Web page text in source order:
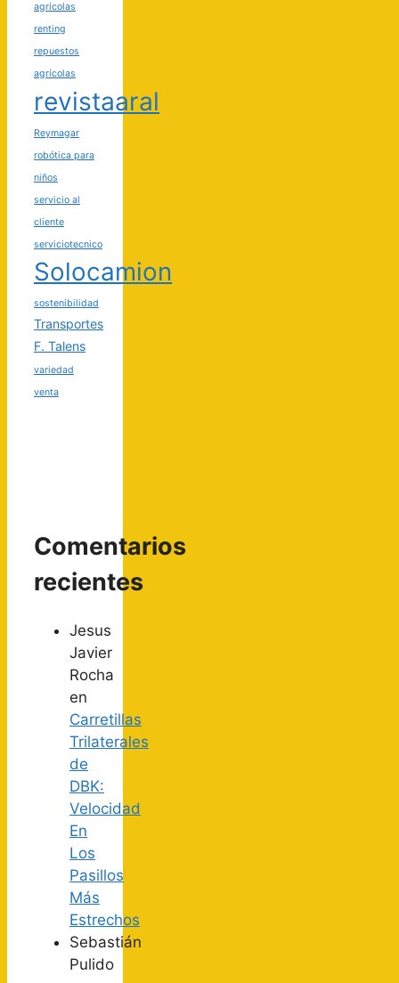
agrícolas
renting
repuestos
agrícolas
revistaaral
Reymagar
robótica para
niños
servicio al
cliente
serviciotecnico
Solocamion
sostenibilidad
Transportes
F. Talens
variedad
venta
Comentarios
recientes
Jesus
Javier
Rocha
en
Carretillas
Trilaterales
de
DBK:
Velocidad
En
Los
Pasillos
Más
Estrechos
Sebastián
Pulido